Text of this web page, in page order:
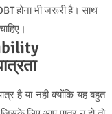
होना भी जरूरी है। साथ
है या नही क्योंकि यह बहुत